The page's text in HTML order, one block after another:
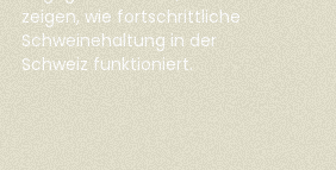
zeigen, wie fortschrittliche
Schweinehaltung in der
Schweiz funktioniert.